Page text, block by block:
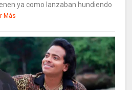
ya como lanzaban hundiendo
Más